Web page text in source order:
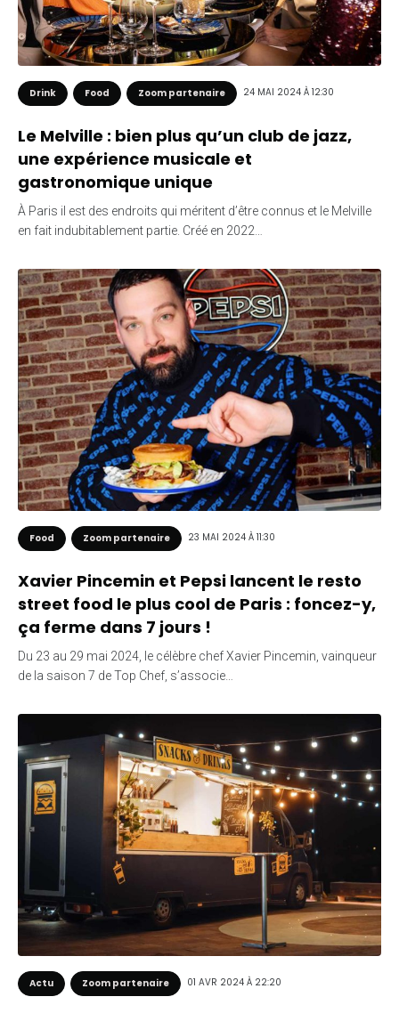
Drink Food Zoom partenaire 24 MAI 2024 À 12:30
Le Melville : bien plus qu’un club de jazz,
une expérience musicale et
gastronomique unique
À Paris il est des endroits qui méritent d’être connus et le Melville
en fait indubitablement partie. Créé en 2022…
Food Zoom partenaire 23 MAI 2024 À 11:30
Xavier Pincemin et Pepsi lancent le resto
street food le plus cool de Paris : foncez-y,
ça ferme dans 7 jours !
Du 23 au 29 mai 2024, le célèbre chef Xavier Pincemin, vainqueur
de la saison 7 de Top Chef, s’associe…
Actu Zoom partenaire 01 AVR 2024 À 22:20